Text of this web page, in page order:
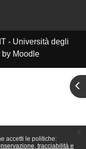
accetti le politiche:
tracciabilità e
- Università degli
Moodle